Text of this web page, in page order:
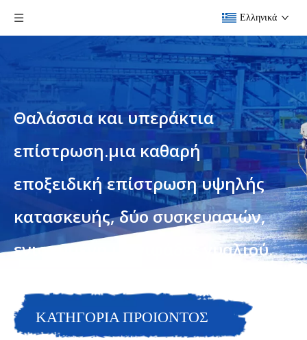
Ελληνικά
Θαλάσσια και υπεράκτια
επίστρωση.μια καθαρή
εποξειδική επίστρωση υψηλής
κατασκευής, δύο συσκευασιών,
ενισχυμένη με νιφάδες γυαλιού.
επίστρωση.μια καθαρή εποξειδική επίστρωση υψηλής
κατασκευής, δύο συσκευασιών, ενισχυμένη με νιφάδες
γυαλιού.
ΚΑΤΗΓΟΡΙΑ ΠΡΟΙΟΝΤΟΣ